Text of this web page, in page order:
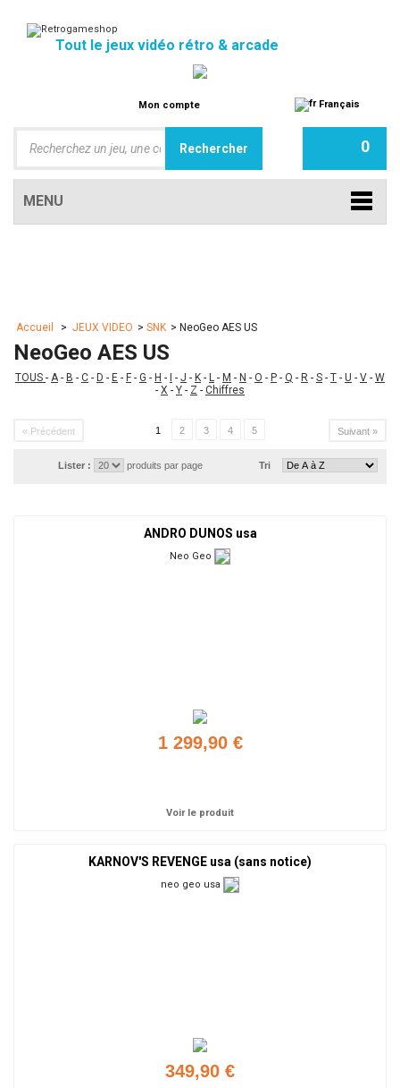
Tout le jeux vidéo rétro & arcade
Mon compte Français
0
MENU
Accueil > JEUX VIDEO > SNK > NeoGeo AES US
NeoGeo AES US
TOUS - A- B - C - D - E - F - G - H - - J - K - L - M - N - O - P - Q - R - S - T - U - V - W
- X - Y - Z - Chiffres
« Précédent 1 2 3 4 5 Suivant »
Tri
Lister : produits par page
ANDRO DUNOS usa
Neo Geo
1 299,90 €
Voir le produit
KARNOV'S REVENGE usa (sans notice)
neo geo usa
349,90 €